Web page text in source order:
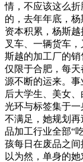
情，不应该这么
的，去年年底，
资本积累，杨斯
叉车、一辆货车
斯越的加工厂的
仅限于合肥，每
源不断的运来。事
后大学生、美女
光环与标签集于
不满足，她规划
品加工行业全部“
孩每日在废品之
以为然，单身的